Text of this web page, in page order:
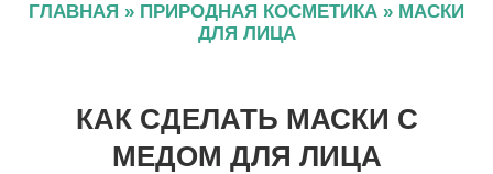
ГЛАВНАЯ » ПРИРОДНАЯ КОСМЕТИКА » МАСКИ
ДЛЯ ЛИЦА
КАК СДЕЛАТЬ МАСКИ С
МЕДОМ ДЛЯ ЛИЦА